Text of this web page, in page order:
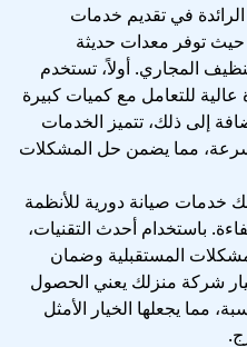
في تقديم خدمات
توفر معدات حديثة
المجاري. أولاً، تستخدم
للتعامل مع كميات كبيرة
إلى ذلك، تتميز الخدمات
مما يضمن حل المشكلات
خدمات صيانة دورية للأنظمة
باستخدام أحدث التقنيات،
المستقبلية وضمان
شركة منزلك يعني الحصول
مما يجعلها الخيار الأمثل